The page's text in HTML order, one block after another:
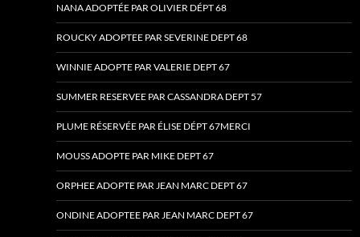
NANA ADOPTÉE PAR OLIVIER DÉPT 68
ROUCKY ADOPTEE PAR SEVERINE DEPT 68
WINNIE ADOPTE PAR VALERIE DEPT 67
SUMMER RESERVEE PAR CASSANDRA DEPT 57
PLUME RÉSERVÉE PAR ÉLISE DÉPT 67MERCI
MOUSS ADOPTE PAR MIKE DEPT 67
ORPHEE ADOPTE PAR JEAN MARC DEPT 67
ONDINE ADOPTEE PAR JEAN MARC DEPT 67